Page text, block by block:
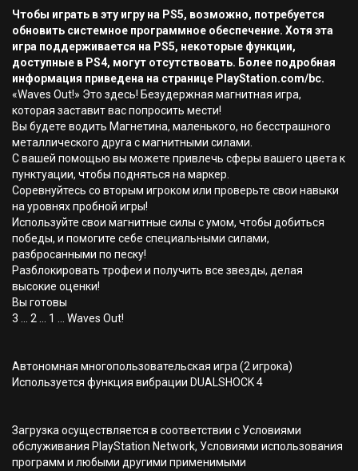
Чтобы играть в эту игру на PS5, возможно, потребуется
обновить системное программное обеспечение. Хотя эта
игра поддерживается на PS5, некоторые функции,
доступные в PS4, могут отсутствовать. Более подробная
информация приведена на странице PlayStation.com/bc.
«Waves Out!» Это здесь! Безудержная магнитная игра,
которая заставит вас попросить мести!
Вы будете водить Магнетина, маленького, но бесстрашного
металлического друга с магнитными силами.
С вашей помощью вы можете привлечь сферы вашего цвета к
пунктуации, чтобы подняться на маркер.
Соревнуйтесь со вторым игроком или проверьте свои навыки
на уровнях пробной игры!
Используйте свои магнитные силы с умом, чтобы добиться
победы, и помогите себе специальными силами,
разбросанными по песку!
Разблокировать трофеи и получить все звезды, делая
высокие оценки!
Вы готовы
3 ... 2 ... 1 ... Waves Out!
Автономная многопользовательская игра (2 игрока)
Используется функция вибрации DUALSHOCK 4
Загрузка осуществляется в соответствии с Условиями
обслуживания PlayStation Network, Условиями использования
программ и любыми другими применимыми